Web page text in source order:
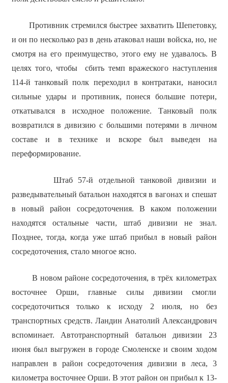
Противник стремился быстрее захватить Шепетовку,
и он по несколько раз в день атаковал наши войска, но, не
смотря на его преимущество, этого ему не удавалось. В
целях того, чтобы сбить темп вражеского наступления
114-й танковый полк переходил в контратаки, наносил
сильные удары и противник, понеся большие потери,
откатывался в исходное положение. Танковый полк
возвратился в дивизию с большими потерями в личном
составе и в технике и вскоре был выведен на
переформирование.
Штаб 57-й отдельной танковой дивизии и
разведывательный батальон находятся в вагонах и спешат
в новый район сосредоточения. В каком положении
находятся остальные части, штаб дивизии не знал.
Позднее, тогда, когда уже штаб прибыл в новый район
сосредоточения, стало многое ясно.
В новом районе сосредоточения, в трёх километрах
восточнее Орши, главные силы дивизии смогли
сосредоточиться только к исходу 2 июля, но без
транспортных средств. Ландин Анатолий Александрович
вспоминает. Автотранспортный батальон дивизии 23
июня был выгружен в городе Смоленске и своим ходом
направлен в район сосредоточения дивизии в леса, 3
километра восточнее Орши. В этот район он прибыл к 13-